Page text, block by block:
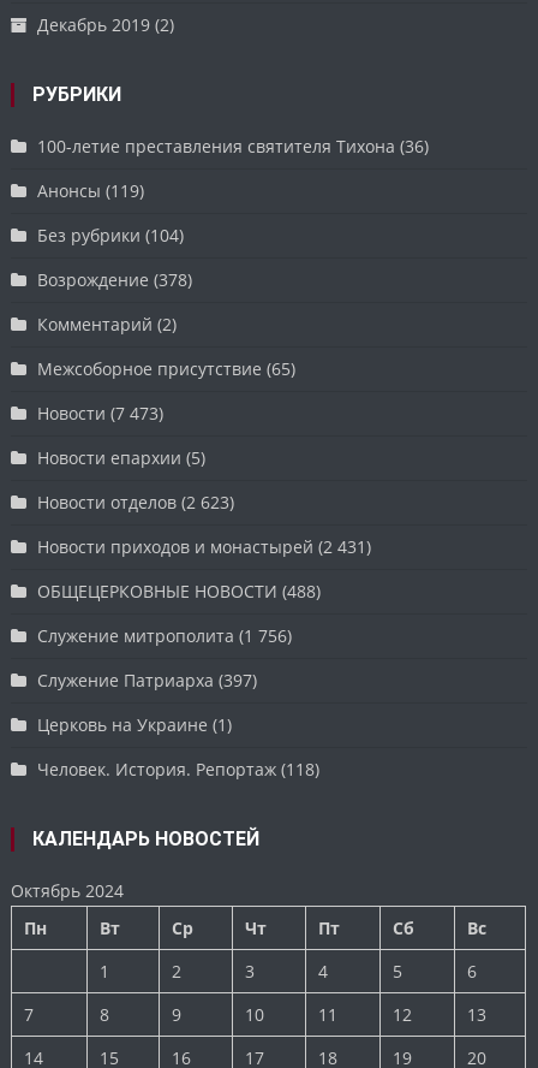
Декабрь 2019 (2)
РУБРИКИ
100-летие преставления святителя Тихона (36)
Анонсы (119)
Без рубрики (104)
Возрождение (378)
Комментарий (2)
Межсоборное присутствие (65)
Новости (7 473)
Новости епархии (5)
Новости отделов (2 623)
Новости приходов и монастырей (2 431)
ОБЩЕЦЕРКОВНЫЕ НОВОСТИ (488)
Служение митрополита (1 756)
Служение Патриарха (397)
Церковь на Украине (1)
Человек. История. Репортаж (118)
КАЛЕНДАРЬ НОВОСТЕЙ
Октябрь 2024
Пн
Вт Ср Чт Пт Сб
Вс
1
2 3 4 5
6
7
8 9 10 11 12
13
14
15 16 17 18 19 20